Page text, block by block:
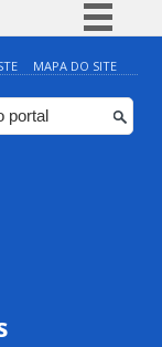
BR
MAPA DO SITE